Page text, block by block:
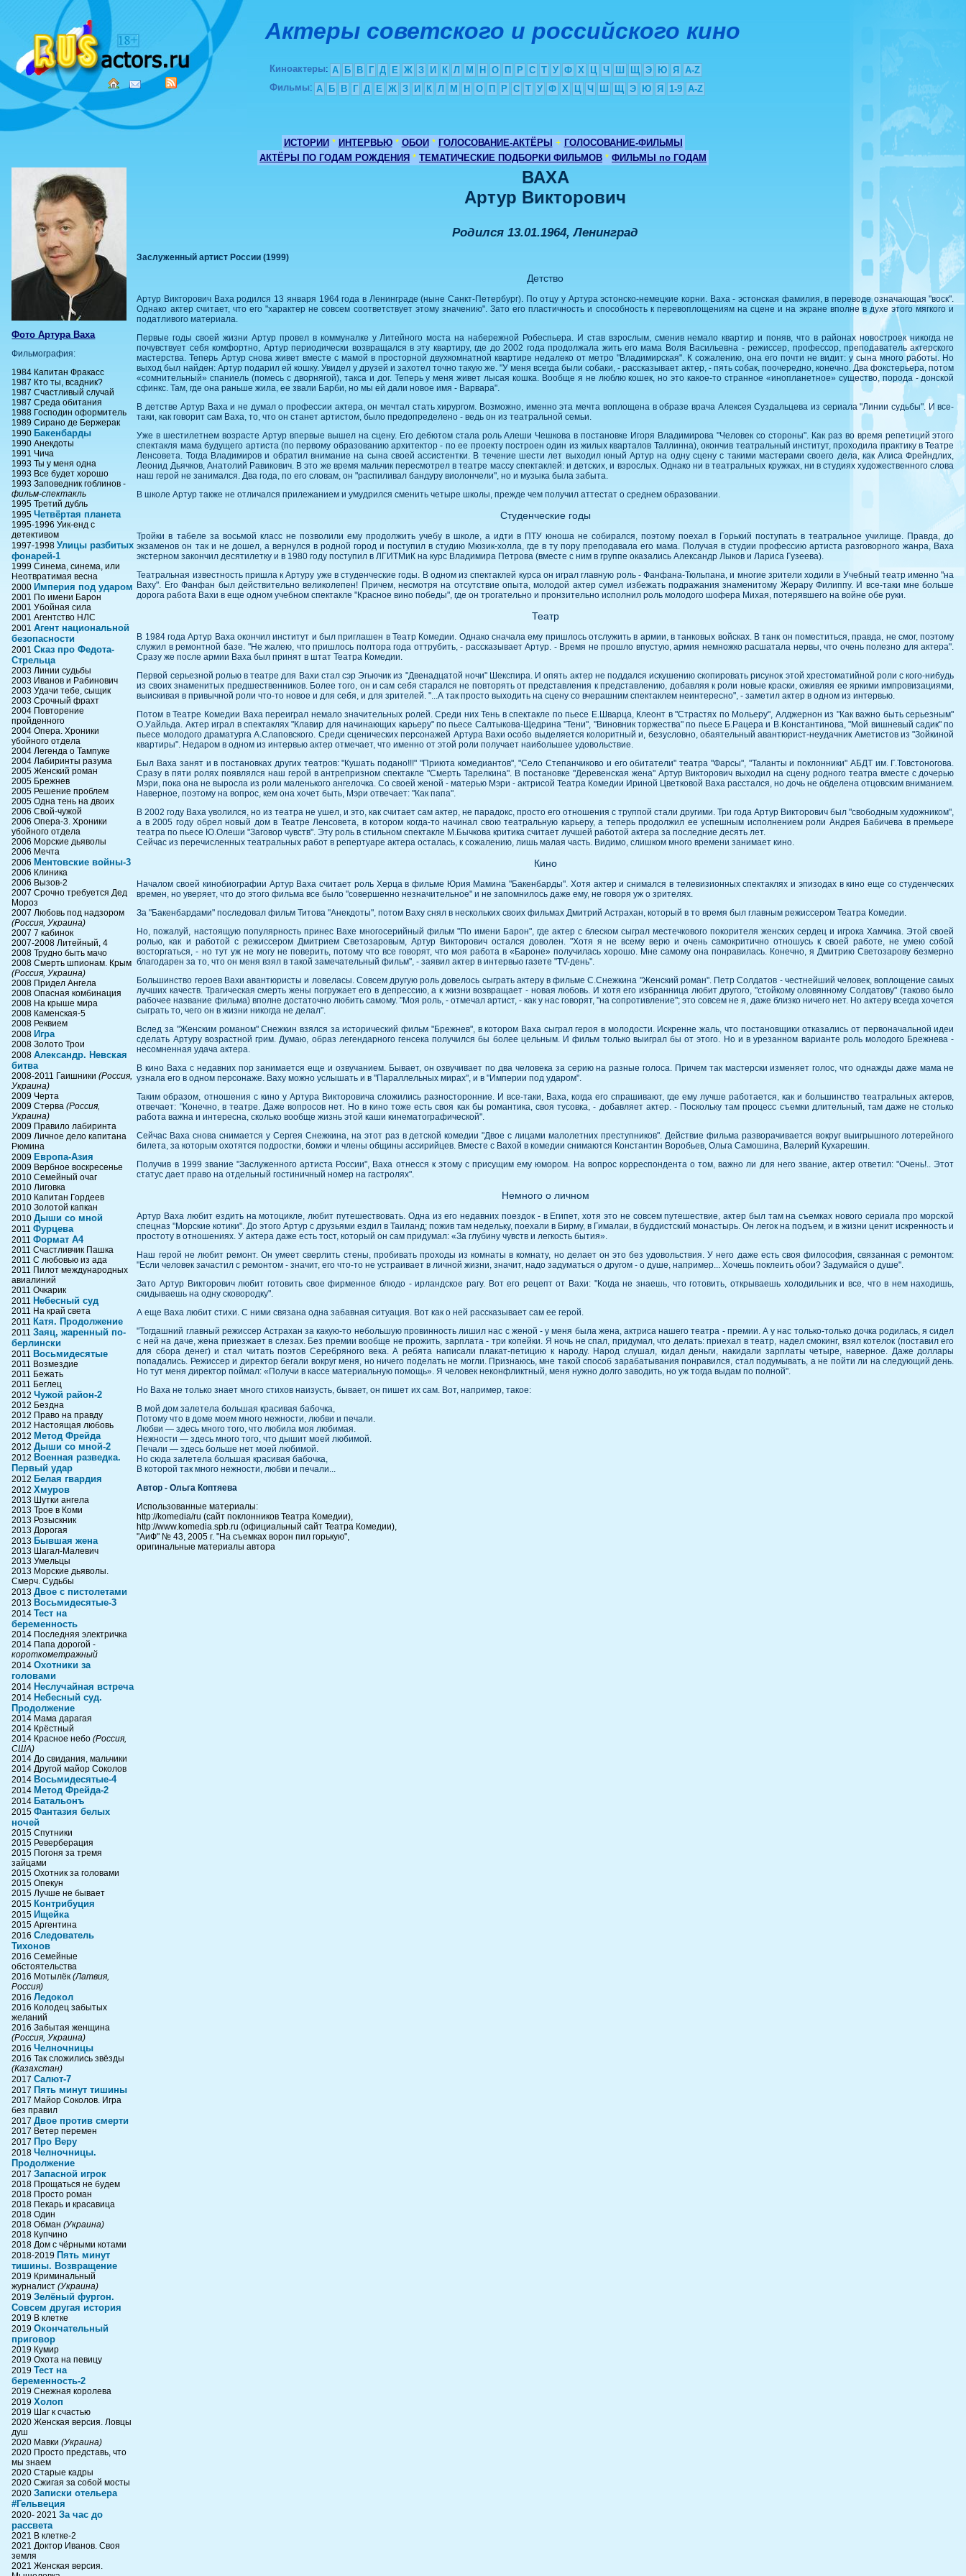
Актеры советского и российского кино
Киноактеры: А Б В Г Д Е Ж З И К Л М Н О П Р С Т У Ф Х Ц Ч Ш Щ Э Ю Я
A-Z
Фильмы: А Б В Г Д Е Ж З И К Л М Н О П Р С Т У Ф Х Ц Ч Ш Щ Э Ю Я 1-9 A-Z
ИСТОРИИ * ИНТЕРВЬЮ * ОБОИ * ГОЛОСОВАНИЕ-АКТЁРЫ + ГОЛОСОВАНИЕ-ФИЛЬМЫ
АКТЁРЫ ПО ГОДАМ РОЖДЕНИЯ * ТЕМАТИЧЕСКИЕ ПОДБОРКИ ФИЛЬМОВ * ФИЛЬМЫ по ГОДАМ
Фото Артура Ваха
Фильмография:
1984 Капитан Фракасс
1987 Кто ты, всадник?
1987 Счастливый случай
1987 Среда обитания
1988 Господин оформитель
1989 Сирано де Бержерак
1990 Бакенбарды
1990 Анекдоты
1991 Чича
1993 Ты у меня одна
1993 Все будет хорошо
1993 Заповедник гоблинов -
фильм-спектакль
1995 Третий дубль
1995Четвёртая планета
1995-1996 Уик-енд с
детективом
1997-1998Улицы разбитых
фонарей-1
1999 Синема, синема, или
Неотвратимая весна
2000 Империя под ударом
2001 По имени Барон
2001 Убойная сила
2001 Агентство НЛС
2001Агент национальной
безопасности
2001Сказ про Федота-
Стрельца
2003 Линии судьбы
2003 Иванов и Рабинович
2003 Удачи тебе, сыщик
2003 Срочный фрахт
2004 Повторение
пройденного
2004 Опера. Хроники
убойного отдела
2004 Легенда о Тампуке
2004 Лабиринты разума
2005 Женский роман
2005 Брежнев
2005 Решение проблем
2005 Одна тень на двоих
2006 Свой-чужой
2006 Опера-3. Хроники
убойного отдела
2006 Морские дьяволы
2006 Мечта
2006 Ментовские войны-3
2006 Клиника
2006 Вызов-2
2007 Срочно требуется Дед
Мороз
2007 Любовь под надзором
(Россия, Украина)
2007 7 кабинок
2007-2008 Литейный, 4
2008 Трудно быть мачо
2008 Смерть шпионам. Крым
(Россия, Украина)
2008 Придел Ангела
2008 Опасная комбинация
2008 На крыше мира
2008 Каменская-5
2008 Реквием
2008 Игра
2008 Золото Трои
2008Александр. Невская
битва
2008-2011 Гаишники(Россия,
Украина)
2009 Черта
2009 Стерва (Россия,
Украина)
2009 Правило лабиринта
2009 Личное дело капитана
Рюмина
2009 Европа-Азия
2009 Вербное воскресенье
2010 Семейный очаг
2010 Лиговка
2010 Капитан Гордеев
2010 Золотой капкан
2010Дыши со мной
2011Фурцева
2011Формат А4
2011 Счастливчик Пашка
2011 С любовью из ада
2011 Пилот международных
авиалиний
2011 Очкарик
2011 Небесный суд
2011 На край света
2011 Катя. Продолжение
2011Заяц, жаренный по-
берлински
2011 Восьмидесятые
2011 Возмездие
2011 Бежать
2011 Беглец
2012Чужой район-2
2012 Бездна
2012 Право на правду
2012 Настоящая любовь
2012 Метод Фрейда
2012Дыши со мной-2
2012 Военная разведка.
Первый удар
2012 Белая гвардия
2012Хмуров
2013 Шутки ангела
2013 Трое в Коми
2013 Розыскник
2013 Дорогая
2013 Бывшая жена
2013 Шагал-Малевич
2013 Умельцы
2013 Морские дьяволы.
Смерч. Судьбы
2013Двое с пистолетами
2013 Восьмидесятые-3
2014Тест на
беременность
2014 Последняя электричка
2014 Папа дорогой -
короткометражный
2014Охотники за
головами
2014 Неслучайная встреча
2014 Небесный суд.
Продолжение
2014 Мама дарагая
2014 Крёстный
2014 Красное небо(Россия,
США)
2014 До свидания, мальчики
2014 Другой майор Соколов
2014 Восьмидесятые-4
2014 Метод Фрейда-2
2014 Батальонъ
2015Фантазия белых
ночей
2015 Спутники
2015 Реверберация
2015 Погоня за тремя
зайцами
2015 Охотник за головами
2015 Опекун
2015 Лучше не бывает
2015 Контрибуция
2015 Ищейка
2015 Аргентина
2016Следователь
Тихонов
2016 Семейные
обстоятельства
2016 Мотылёк(Латвия,
Россия)
2016Ледокол
2016 Колодец забытых
желаний
2016 Забытая женщина
(Россия, Украина)
2016Челночницы
2016 Так сложились звёзды
(Казахстан)
2017Салют-7
2017 Пять минут тишины
2017 Майор Соколов. Игра
без правил
2017Двое против смерти
2017 Ветер перемен
2017 Про Веру
2018Челночницы.
Продолжение
2017Запасной игрок
2018 Прощаться не будем
2018 Просто роман
2018 Пекарь и красавица
2018 Один
2018 Обман(Украина)
2018 Купчино
2018 Дом с чёрными котами
2018-2019 Пять минут
тишины. Возвращение
2019 Криминальный
журналист(Украина)
2019Зелёный фургон.
Совсем другая история
2019 В клетке
2019Окончательный
приговор
2019 Кумир
2019 Охота на певицу
2019Тест на
беременность-2
2019 Снежная королева
2019Холоп
2019 Шаг к счастью
2020 Женская версия. Ловцы
душ
2020 Мавки(Украина)
2020 Просто представь, что
мы знаем
2020 Старые кадры
2020 Сжигая за собой мосты
2020Записки отельера
#Гельвеция
2020- 2021За час до
рассвета
2021 В клетке-2
2021 Доктор Иванов. Своя
земля
2021 Женская версия.
ВАХА
Артур Викторович
Родился 13.01.1964, Ленинград
Заслуженный артист России (1999)
Детство
Артур Викторович Ваха родился 13 января 1964 года в Ленинграде (ныне Санкт-Петербург). По отцу у Артура эстонско-немецкие корни. Ваха - эстонская фамилия, в переводе означающая "воск".
Однако актер считает, что его "характер не совсем соответствует этому значению". Зато его пластичность и способность к перевоплощениям на сцене и на экране вполне в духе этого мягкого и
податливого материала.
Первые годы своей жизни Артур провел в коммуналке у Литейного моста на набережной Робеспьера. И став взрослым, сменив немало квартир и поняв, что в районах новостроек никогда не
почувствует себя комфортно, Артур периодически возвращался в эту квартиру, где до 2002 года продолжала жить его мама Воля Васильевна - режиссер, профессор, преподаватель актерского
мастерства. Теперь Артур снова живет вместе с мамой в просторной двухкомнатной квартире недалеко от метро "Владимирская". К сожалению, она его почти не видит: у сына много работы. Но
выход был найден: Артур подарил ей кошку. Увидел у друзей и захотел точно такую же. "У меня всегда были собаки, - рассказывает актер, - пять собак, поочередно, конечно. Два фокстерьера, потом
«сомнительный» спаниель (помесь с дворнягой), такса и дог. Теперь у меня живет лысая кошка. Вообще я не люблю кошек, но это какое-то странное «инопланетное» существо, порода - донской
сфинкс. Там, где она раньше жила, ее звали Барби, но мы ей дали новое имя - Варвара".
В детстве Артур Ваха и не думал о профессии актера, он мечтал стать хирургом. Возможно, именно эта мечта воплощена в образе врача Алексея Суздальцева из сериала "Линии судьбы". И все-
таки, как говорит сам Ваха, то, что он станет артистом, было предопределено - ведь он из театральной семьи.
Уже в шестилетнем возрасте Артур впервые вышел на сцену. Его дебютом стала роль Алеши Чешкова в постановке Игоря Владимирова "Человек со стороны". Как раз во время репетиций этого
спектакля мама будущего артиста (по первому образованию архитектор - по ее проекту построен один из жилых кварталов Таллинна), окончив театральный институт, проходила практику в Театре
Ленсовета. Тогда Владимиров и обратил внимание на сына своей ассистентки. В течение шести лет выходил юный Артур на одну сцену с такими мастерами своего дела, как Алиса Фрейндлих,
Леонид Дьячков, Анатолий Равикович. В это же время мальчик пересмотрел в театре массу спектаклей: и детских, и взрослых. Однако ни в театральных кружках, ни в студиях художественного слова
наш герой не занимался. Два года, по его словам, он "распиливал бандуру виолончели", но и музыка была забыта.
В школе Артур также не отличался прилежанием и умудрился сменить четыре школы, прежде чем получил аттестат о среднем образовании.
Студенческие годы
Тройки в табеле за восьмой класс не позволили ему продолжить учебу в школе, а идти в ПТУ юноша не собирался, поэтому поехал в Горький поступать в театральное училище. Правда, до
экзаменов он так и не дошел, а вернулся в родной город и поступил в студию Мюзик-холла, где в ту пору преподавала его мама. Получая в студии профессию артиста разговорного жанра, Ваха
экстерном закончил десятилетку и в 1980 году поступил в ЛГИТМиК на курс Владимира Петрова (вместе с ним в группе оказались Александр Лыков и Лариса Гузеева).
Театральная известность пришла к Артуру уже в студенческие годы. В одном из спектаклей курса он играл главную роль - Фанфана-Тюльпана, и многие зрители ходили в Учебный театр именно "на
Ваху". Его Фанфан был действительно великолепен! Причем, несмотря на отсутствие опыта, молодой актер сумел избежать подражания знаменитому Жерару Филиппу. И все-таки мне больше
дорога работа Вахи в еще одном учебном спектакле "Красное вино победы", где он трогательно и пронзительно исполнил роль молодого шофера Михая, потерявшего на войне обе руки.
Театр
В 1984 года Артур Ваха окончил институт и был приглашен в Театр Комедии. Однако сначала ему пришлось отслужить в армии, в танковых войсках. В танк он поместиться, правда, не смог, поэтому
служил в ремонтной базе. "Не жалею, что пришлось полтора года оттрубить, - рассказывает Артур. - Время не прошло впустую, армия немножко расшатала нервы, что очень полезно для актера".
Сразу же после армии Ваха был принят в штат Театра Комедии.
Первой серьезной ролью в театре для Вахи стал сэр Эгьючик из "Двенадцатой ночи" Шекспира. И опять актер не поддался искушению скопировать рисунок этой хрестоматийной роли с кого-нибудь
из своих знаменитых предшественников. Более того, он и сам себя старался не повторять от представления к представлению, добавляя к роли новые краски, оживляя ее яркими импровизациями,
выискивая в привычной роли что-то новое и для себя, и для зрителей. "...А так просто выходить на сцену со вчерашним спектаклем неинтересно", - заметил актер в одном из интервью.
Потом в Театре Комедии Ваха переиграл немало значительных ролей. Среди них Тень в спектакле по пьесе Е.Шварца, Клеонт в "Страстях по Мольеру", Алджернон из "Как важно быть серьезным"
О.Уайльда. Актер играл в спектаклях "Клавир для начинающих карьеру" по пьесе Салтыкова-Щедрина "Тени", "Виновник торжества" по пьесе Б.Рацера и В.Константинова, "Мой вишневый садик" по
пьесе молодого драматурга А.Слаповского. Среди сценических персонажей Артура Вахи особо выделяется колоритный и, безусловно, обаятельный авантюрист-неудачник Аметистов из "Зойкиной
квартиры". Недаром в одном из интервью актер отмечает, что именно от этой роли получает наибольшее удовольствие.
Был Ваха занят и в постановках других театров: "Кушать подано!!!" "Приюта комедиантов", "Село Степанчиково и его обитатели" театра "Фарсы", "Таланты и поклонники" АБДТ им. Г.Товстоногова.
Сразу в пяти ролях появлялся наш герой в антрепризном спектакле "Смерть Тарелкина". В постановке "Деревенская жена" Артур Викторович выходил на сцену родного театра вместе с дочерью
Мэри, пока она не выросла из роли маленького ангелочка. Со своей женой - матерью Мэри - актрисой Театра Комедии Ириной Цветковой Ваха расстался, но дочь не обделена отцовским вниманием.
Наверное, поэтому на вопрос, кем она хочет быть, Мэри отвечает: "Как папа".
В 2002 году Ваха уволился, но из театра не ушел, и это, как считает сам актер, не парадокс, просто его отношения с труппой стали другими. Три года Артур Викторович был "свободным художником",
а в 2005 году обрел новый дом в Театре Ленсовета, в котором когда-то начинал свою театральную карьеру, а теперь продолжил ее успешным исполнением роли Андрея Бабичева в премьере
театра по пьесе Ю.Олеши "Заговор чувств". Эту роль в стильном спектакле М.Бычкова критика считает лучшей работой актера за последние десять лет.
Сейчас из перечисленных театральных работ в репертуаре актера осталась, к сожалению, лишь малая часть. Видимо, слишком много времени занимает кино.
Кино
Началом своей кинобиографии Артур Ваха считает роль Херца в фильме Юрия Мамина "Бакенбарды". Хотя актер и снимался в телевизионных спектаклях и эпизодах в кино еще со студенческих
времен, но уверяет, что до этого фильма все было "совершенно незначительное" и не запомнилось даже ему, не говоря уж о зрителях.
За "Бакенбардами" последовал фильм Титова "Анекдоты", потом Ваху снял в нескольких своих фильмах Дмитрий Астрахан, который в то время был главным режиссером Театра Комедии.
Но, пожалуй, настоящую популярность принес Вахе многосерийный фильм "По имени Барон", где актер с блеском сыграл местечкового покорителя женских сердец и игрока Хамчика. Этой своей
ролью, как и работой с режиссером Дмитрием Светозаровым, Артур Викторович остался доволен. "Хотя я не всему верю и очень самокритично отношусь к своей работе, не умею собой
восторгаться, - но тут уж не могу не поверить, потому что все говорят, что моя работа в «Бароне» получилась хорошо. Мне самому она понравилась. Конечно, я Дмитрию Светозарову безмерно
благодарен за то, что он меня взял в такой замечательный фильм", - заявил актер в интервью газете "TV-день".
Большинство героев Вахи авантюристы и ловеласы. Совсем другую роль довелось сыграть актеру в фильме С.Снежкина "Женский роман". Петр Солдатов - честнейший человек, воплощение самых
лучших качеств. Трагическая смерть жены погружает его в депрессию, а к жизни возвращает - новая любовь. И хотя его избранница любит другого, "стойкому оловянному Солдатову" (таково было
рабочее название фильма) вполне достаточно любить самому. "Моя роль, - отмечал артист, - как у нас говорят, "на сопротивление"; это совсем не я, даже близко ничего нет. Но актеру всегда хочется
сыграть то, чего он в жизни никогда не делал".
Вслед за "Женским романом" Снежкин взялся за исторический фильм "Брежнев", в котором Ваха сыграл героя в молодости. Искренне жаль, что постановщики отказались от первоначальной идеи
сделать Артуру возрастной грим. Думаю, образ легендарного генсека получился бы более цельным. И фильм только выиграл бы от этого. Но и в урезанном варианте роль молодого Брежнева -
несомненная удача актера.
В кино Ваха с недавних пор занимается еще и озвучанием. Бывает, он озвучивает по два человека за серию на разные голоса. Причем так мастерски изменяет голос, что однажды даже мама не
узнала его в одном персонаже. Ваху можно услышать и в "Параллельных мирах", и в "Империи под ударом".
Таким образом, отношения с кино у Артура Викторовича сложились разносторонние. И все-таки, Ваха, когда его спрашивают, где ему лучше работается, как и большинство театральных актеров,
отвечает: "Конечно, в театре. Даже вопросов нет. Но в кино тоже есть своя как бы романтика, своя тусовка, - добавляет актер. - Поскольку там процесс съемки длительный, там даже не столько
работа важна и интересна, сколько вообще жизнь этой каши кинематографической".
Сейчас Ваха снова снимается у Сергея Снежкина, на этот раз в детской комедии "Двое с лицами малолетних преступников". Действие фильма разворачивается вокруг выигрышного лотерейного
билета, за которым охотятся подростки, бомжи и члены общины ассирийцев. Вместе с Вахой в комедии снимаются Константин Воробьев, Ольга Самошина, Валерий Кухарешин.
Получив в 1999 звание "Заслуженного артиста России", Ваха отнесся к этому с присущим ему юмором. На вопрос корреспондента о том, важно ли для него звание, актер ответил: "Очень!.. Этот
статус дает право на отдельный гостиничный номер на гастролях".
Немного о личном
Артур Ваха любит ездить на мотоцикле, любит путешествовать. Одна из его недавних поездок - в Египет, хотя это не совсем путешествие, актер был там на съемках нового сериала про морской
спецназ "Морские котики". До этого Артур с друзьями ездил в Таиланд; пожив там недельку, поехали в Бирму, в Гималаи, в буддистский монастырь. Он легок на подъем, и в жизни ценит искренность и
простоту в отношениях. У актера даже есть тост, который он сам придумал: «За глубину чувств и легкость бытия».
Наш герой не любит ремонт. Он умеет сверлить стены, пробивать проходы из комнаты в комнату, но делает он это без удовольствия. У него даже есть своя философия, связанная с ремонтом:
"Если человек зачастил с ремонтом - значит, его что-то не устраивает в личной жизни, значит, надо задуматься о другом - о душе, например... Хочешь поклеить обои? Задумайся о душе".
Зато Артур Викторович любит готовить свое фирменное блюдо - ирландское рагу. Вот его рецепт от Вахи: "Когда не знаешь, что готовить, открываешь холодильник и все, что в нем находишь,
скидываешь на одну сковородку".
А еще Ваха любит стихи. С ними связана одна забавная ситуация. Вот как о ней рассказывает сам ее герой.
"Тогдашний главный режиссер Астрахан за какую-то небольшую провинность лишил нас с женой - у меня была жена, актриса нашего театра - премии. А у нас только-только дочка родилась, я сидел
с ней на даче, жена приезжает в слезах. Без премии вообще не прожить, зарплата - три копейки. Я ночь не спал, придумал, что делать: приехал в театр, надел смокинг, взял котелок (поставил его
для сбора денег) и стал читать поэтов Серебряного века. А ребята написали плакат-петицию к народу. Народ слушал, кидал деньги, накидали зарплаты четыре, наверное. Даже доллары
попадались. Режиссер и директор бегали вокруг меня, но ничего поделать не могли. Признаюсь, мне такой способ зарабатывания понравился, стал подумывать, а не пойти ли на следующий день.
Но тут меня директор поймал: «Получи в кассе материальную помощь». Я человек неконфликтный, меня нужно долго заводить, но уж тогда выдам по полной".
Но Ваха не только знает много стихов наизусть, бывает, он пишет их сам. Вот, например, такое:
В мой дом залетела большая красивая бабочка,
Потому что в доме моем много нежности, любви и печали.
Любви — здесь много того, что любила моя любимая.
Нежности — здесь много того, что дышит моей любимой.
Печали — здесь больше нет моей любимой.
Но сюда залетела большая красивая бабочка,
В которой так много нежности, любви и печали...
Автор - Ольга Коптяева
Использованные материалы:
http://komedia/ru (cайт поклонников Театра Комедии),
http://www.komedia.spb.ru (официальный сайт Театра Комедии),
"АиФ" № 43, 2005 г. "На съемках ворон пил горькую",
оригинальные материалы автора